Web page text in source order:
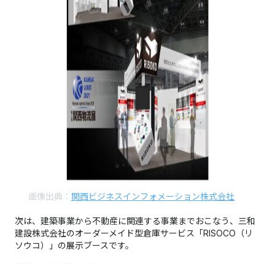
画像出典： 関西ビジネスインフォメーション株式会社
次は、建築事業から不動産に関連する事業までおこなう、三和
建設株式会社のオーダーメイド型倉庫サービス「RISOCO（リ
ソウコ）」の展示ブースです。